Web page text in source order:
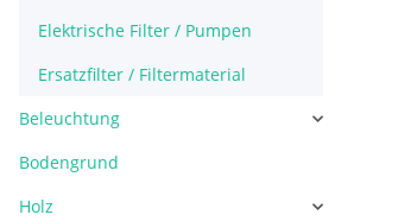
Elektrische Filter / Pumpen
Ersatzfilter / Filtermaterial
Beleuchtung
Bodengrund
Holz